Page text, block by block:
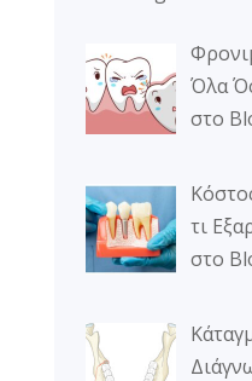
Όλα
στο
τι
στο